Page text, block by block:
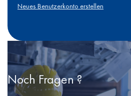
Neues Benutzerkonto erstellen
Noch Fragen ?